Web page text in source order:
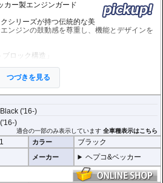
カー製エンジンガード
シリーズが持つ伝統的な美
ンジンの鼓動感を尊重し、機能とデザインを
ロック構造」
り、エンジン特有の振動がガードを介してフ
のを防ぎ、共振によるノイズやストレスを物
ラシックデザイン」
ストパイプのラインを隠してしまうことがな
を採用しています。車体のシルエットに自然
トからエンジンを守るだけでなく、カスタム
す。
マウント」
な結合ポイントを利用して共締めを行う設計
負荷を確実に受け止められる剛性を確保して
つづきを見る
('16-)
)
適合の一部のみ表示しています全車種表示はこちら
カラー ブラック
メーカー ヘプコ&ベッカー